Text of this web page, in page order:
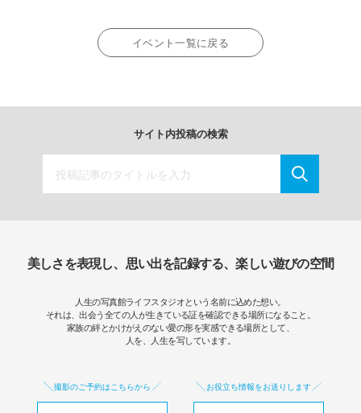
イベント一覧に戻る
サイト内投稿の検索
美しさを表現し、思い出を記録する、楽しい遊びの空間
人生の写真館ライフスタジオという名前に込めた想い。
それは、出会う全ての人が生きている証を確認できる場所になること。
家族の絆とかけがえのない愛の形を実感できる場所として、
人を、人生を写しています。
撮影のご予約はこちらから お役立ち情報をお送りします